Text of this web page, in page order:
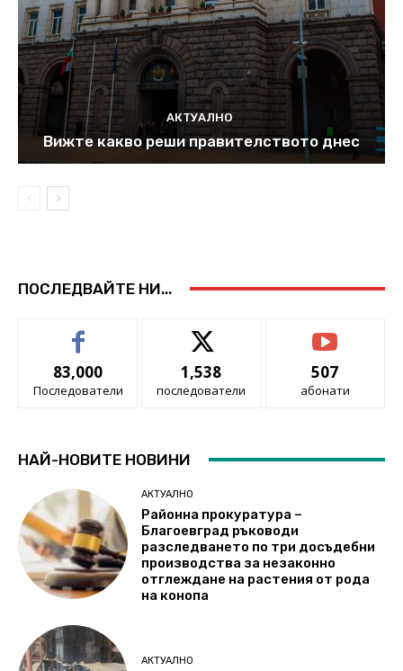
АКТУАЛНО
Вижте какво реши правителството днес
ПОСЛЕДВАЙТЕ НИ...
83,000
Последователи
1,538
последователи
507
абонати
НАЙ-НОВИТЕ НОВИНИ
АКТУАЛНО
Районна прокуратура –
Благоевград ръководи
разследването по три досъдебни
производства за незаконно
отглеждане на растения от рода
на конопа
АКТУАЛНО